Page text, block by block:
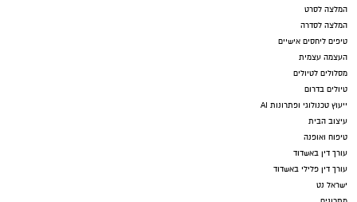
המלצה לסרט
המלצה לסדרה
טיפים ליחסים אישיים
העצמה עצמית
מסלולים לטיולים
טיולים בדרום
ייעוץ טכנולוגי ופתרונות AI
עיצוב הבית
טיפוח ואופנה
עורך דין באשדוד
עורך דין פלילי באשדוד
ישראל נט